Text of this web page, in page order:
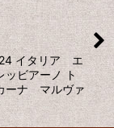
イタリア エ
ッビアーノ ト
ーナ マルヴァ